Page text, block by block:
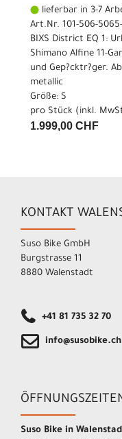
lieferbar in 3-7
Art.Nr. 101-506-
BIXS District EQ 1:
Shimano Alfine 11-
und Gep?cktr?ger.
metallic
Größe: S
pro Stück (inkl.
1.999,00 CHF
KONTAKT
Suso Bike GmbH
Burgstrasse 11
8880 Walenstadt
+41 81 735 32 70
info@susobike.ch
Suso Bike in